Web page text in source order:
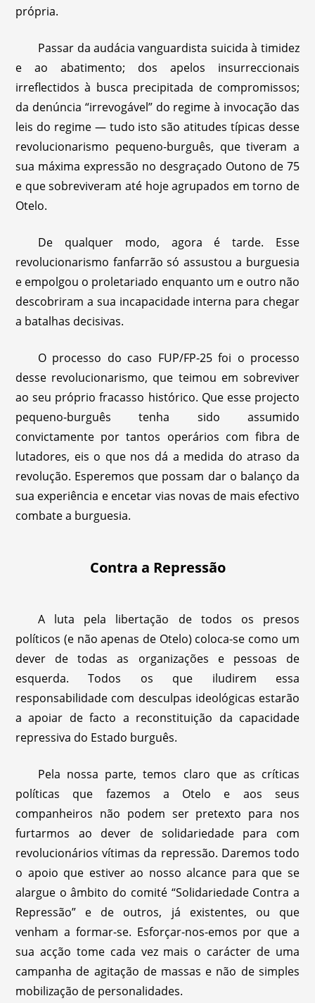
própria.
Passar da audácia vanguardista suicida à timidez
e ao abatimento; dos apelos insurreccionais
irreflectidos à busca precipitada de compromissos;
da denúncia “irrevogável” do regime à invocação das
leis do regime — tudo isto são atitudes típicas desse
revolucionarismo pequeno-burguês, que tiveram a
sua máxima expressão no desgraçado Outono de 75
e que sobreviveram até hoje agrupados em torno de
Otelo.
De qualquer modo, agora é tarde. Esse
revolucionarismo fanfarrão só assustou a burguesia
e empolgou o proletariado enquanto um e outro não
descobriram a sua incapacidade interna para chegar
a batalhas decisivas.
O processo do caso FUP/FP-25 foi o processo
desse revolucionarismo, que teimou em sobreviver
ao seu próprio fracasso histórico. Que esse projecto
pequeno-burguês tenha sido assumido
convictamente por tantos operários com fibra de
lutadores, eis o que nos dá a medida do atraso da
revolução. Esperemos que possam dar o balanço da
sua experiência e encetar vias novas de mais efectivo
combate a burguesia.
Contra a Repressão
A luta pela libertação de todos os presos
políticos (e não apenas de Otelo) coloca-se como um
dever de todas as organizações e pessoas de
esquerda. Todos os que iludirem essa
responsabilidade com desculpas ideológicas estarão
a apoiar de facto a reconstituição da capacidade
repressiva do Estado burguês.
Pela nossa parte, temos claro que as críticas
políticas que fazemos a Otelo e aos seus
companheiros não podem ser pretexto para nos
furtarmos ao dever de solidariedade para com
revolucionários vítimas da repressão. Daremos todo
o apoio que estiver ao nosso alcance para que se
alargue o âmbito do comité “Solidariedade Contra a
Repressão” e de outros, já existentes, ou que
venham a formar-se. Esforçar-nos-emos por que a
sua acção tome cada vez mais o carácter de uma
campanha de agitação de massas e não de simples
mobilização de personalidades.